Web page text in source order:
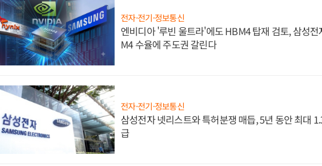
전자·전기·정보통신
엔비디아 '루빈 울트라'에도 HBM4 탑재 검토, 삼성전
M4 수율에 주도권 갈린다
전자·전기·정보통신
삼성전자 넷리스트와 특허분쟁 매듭, 5년 동안 최대
급